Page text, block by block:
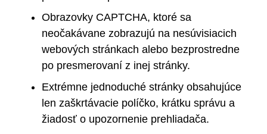
Obrazovky CAPTCHA, ktoré sa
neočakávane zobrazujú na nesúvisiacich
webových stránkach alebo bezprostredne
po presmerovaní z inej stránky.
Extrémne jednoduché stránky obsahujúce
len zaškrtávacie políčko, krátku správu a
žiadosť o upozornenie prehliadača.